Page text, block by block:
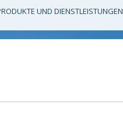
UND DIENSTLEISTUNGEN